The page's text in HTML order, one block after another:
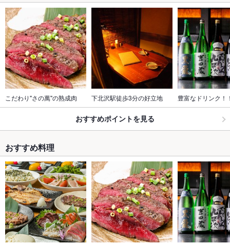
こだわり"さの萬"の熟成肉 下北沢駅徒歩3分の好立地 豊富なドリンク！
おすすめポイントを見る
おすすめ料理